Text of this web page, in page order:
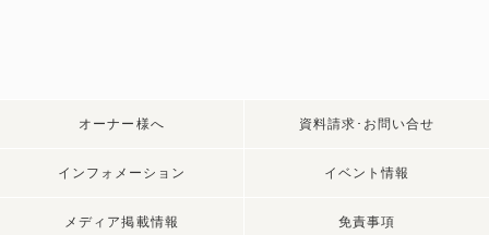
オーナー様へ 資料請求･お問い合せ
インフォメーション イベント情報
メディア掲載情報 免責事項